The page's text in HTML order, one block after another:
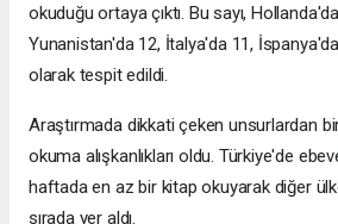
okuduğu ortaya çıktı. Bu sayı,
Yunanistan'da 12, İtalya'da 11,
olarak tespit edildi.
Araştırmada dikkati çeken unsurlardan
okuma alışkanlıkları oldu. Türkiye'de
haftada en az bir kitap okuyarak diğer
sırada yer aldı.